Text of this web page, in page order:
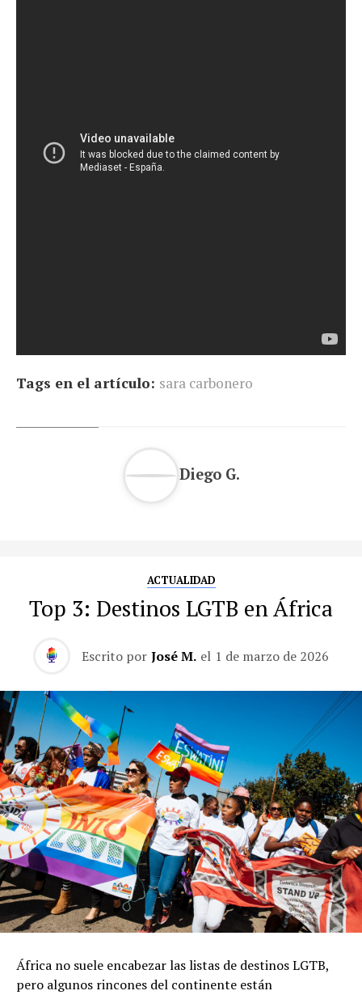
Tags en el artículo: sara carbonero
Diego G.
ACTUALIDAD
Top 3: Destinos LGTB en África
Escrito por José M. el 1 de marzo de 2026
África no suele encabezar las listas de destinos LGTB,
pero algunos rincones del continente están